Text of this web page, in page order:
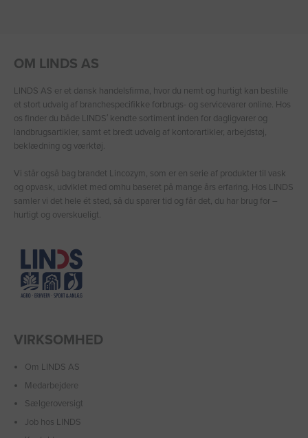
OM LINDS AS
LINDS AS er et dansk handelsfirma, hvor du nemt og hurtigt kan bestille
et stort udvalg af branchespecifikke forbrugs- og servicevarer online. Hos
os finder du både LINDS′ kendte sortiment inden for dagligvarer og
landbrugsartikler, samt et bredt udvalg af kontorartikler, arbejdstøj,
beklædning og værktøj.
Vi står også bag brandet Lincozym, som er en serie af produkter til vask
og opvask, udviklet med omhu baseret på mange års erfaring. Hos LINDS
samler vi det hele ét sted, så du sparer tid og får det, du har brug for –
hurtigt og overskueligt.
VIRKSOMHED
Om LINDS AS
Medarbejdere
Sælgeroversigt
Job hos LINDS